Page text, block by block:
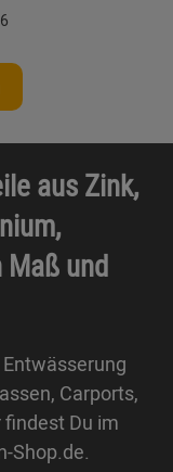
aus Zink,
und
Carports,
Du im
Shop.de.